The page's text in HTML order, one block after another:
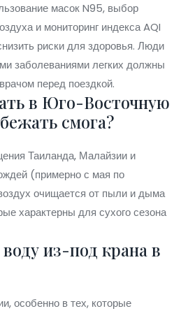
масок N95, выбор
и мониторинг индекса AQI
риски для здоровья. Люди
заболеваниями легких должны
перед поездкой.
в Юго-Восточную
смога?
Таиланда, Малайзии и
(примерно с мая по
очищается от пыли и дыма
характерны для сухого сезона
из-под крана в
особенно в тех, которые